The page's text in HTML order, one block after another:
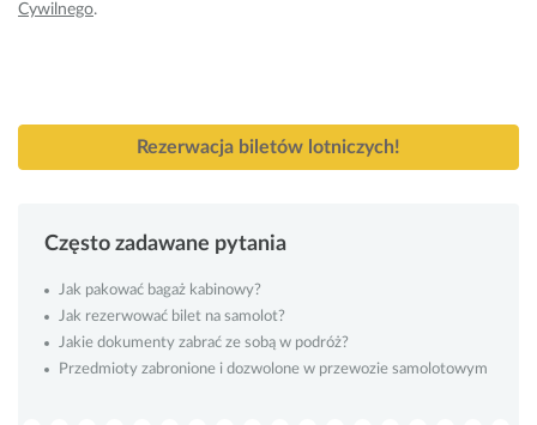
Rezerwacja biletów lotniczych!
Często zadawane pytania
Jak pakować bagaż kabinowy?
Jak rezerwować bilet na samolot?
Jakie dokumenty zabrać ze sobą w podróż?
Przedmioty zabronione i dozwolone w przewozie samolotowym
Cywilnego.